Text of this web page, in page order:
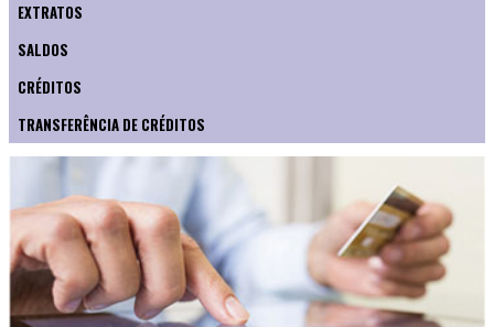
EXTRATOS
SALDOS
CRÉDITOS
TRANSFERÊNCIA DE CRÉDITOS